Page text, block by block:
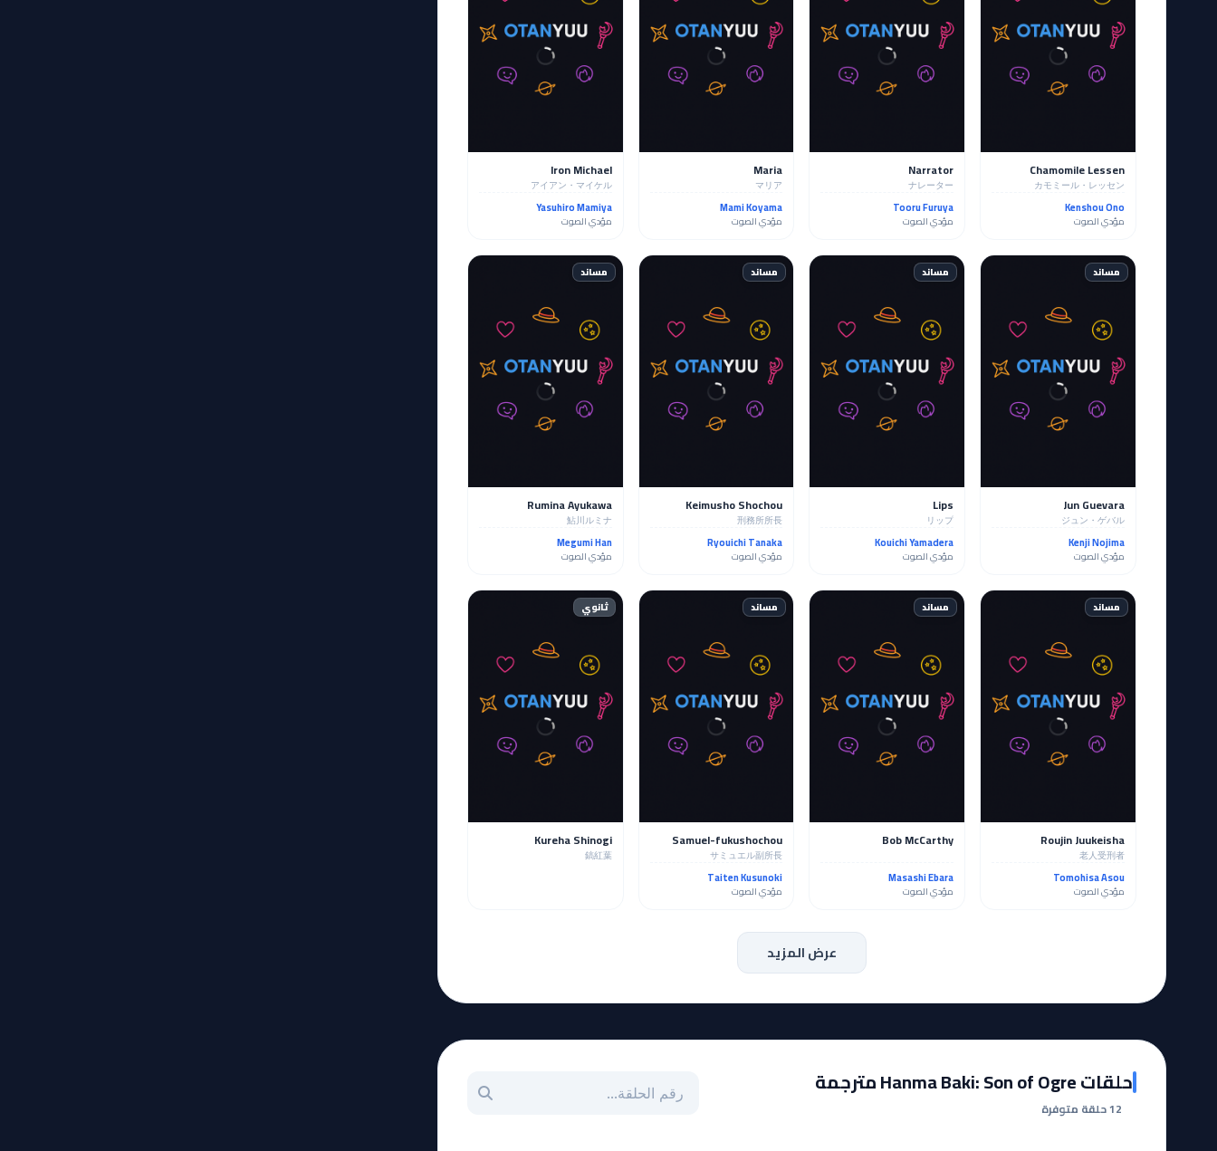
Chamomile Lessen
カモミール・レッセン
Kenshou Ono
مؤدي الصوت
Narrator
ナレーター
Tooru Furuya
مؤدي الصوت
Maria
マリア
Mami Koyama
مؤدي الصوت
Iron Michael
アイアン・マイケル
Yasuhiro Mamiya
مؤدي الصوت
مساند
Jun Guevara
ジュン・ゲバル
Kenji Nojima
مؤدي الصوت
مساند
Lips
リップ
Kouichi Yamadera
مؤدي الصوت
مساند
Keimusho Shochou
刑務所所長
Ryouichi Tanaka
مؤدي الصوت
مساند
Rumina Ayukawa
鮎川ルミナ
Megumi Han
مؤدي الصوت
مساند
Roujin Juukeisha
老人受刑者
Tomohisa Asou
مؤدي الصوت
مساند
Bob McCarthy
Masashi Ebara
مؤدي الصوت
مساند
Samuel-fukushochou
サミュエル副所長
Taiten Kusunoki
مؤدي الصوت
ثانوي
Kureha Shinogi
鎬紅葉
عرض المزيد
حلقات Hanma Baki: Son of Ogre مترجمة
12 حلقة متوفرة
بحث عن حلقة بالرقم